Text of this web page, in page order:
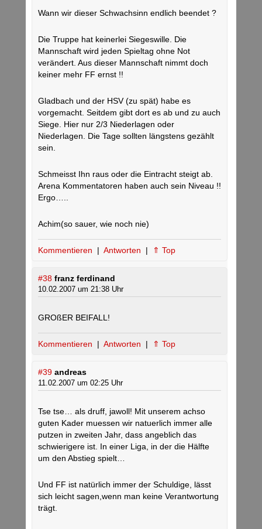
Wann wir dieser Schwachsinn endlich beendet ?
Die Truppe hat keinerlei Siegeswille. Die
Mannschaft wird jeden Spieltag ohne Not
verändert. Aus dieser Mannschaft nimmt doch
keiner mehr FF ernst !!
Gladbach und der HSV (zu spät) habe es
vorgemacht. Seitdem gibt dort es ab und zu auch
Siege. Hier nur 2/3 Niederlagen oder
Niederlagen. Die Tage sollten längstens gezählt
sein.
Schmeisst Ihn raus oder die Eintracht steigt ab.
Arena Kommentatoren haben auch sein Niveau !!
Ergo…..
Achim(so sauer, wie noch nie)
Kommentieren | Antworten | ⇑ Top
#38 franz ferdinand
10.02.2007 um 21:38 Uhr
GROßER BEIFALL!
Kommentieren | Antworten | ⇑ Top
#39 andreas
11.02.2007 um 02:25 Uhr
Tse tse… als druff, jawoll! Mit unserem achso
guten Kader muessen wir natuerlich immer alle
putzen in zweiten Jahr, dass angeblich das
schwierigere ist. In einer Liga, in der die Hälfte
um den Abstieg spielt…
Und FF ist natürlich immer der Schuldige, lässt
sich leicht sagen,wenn man keine Verantwortung
trägt.